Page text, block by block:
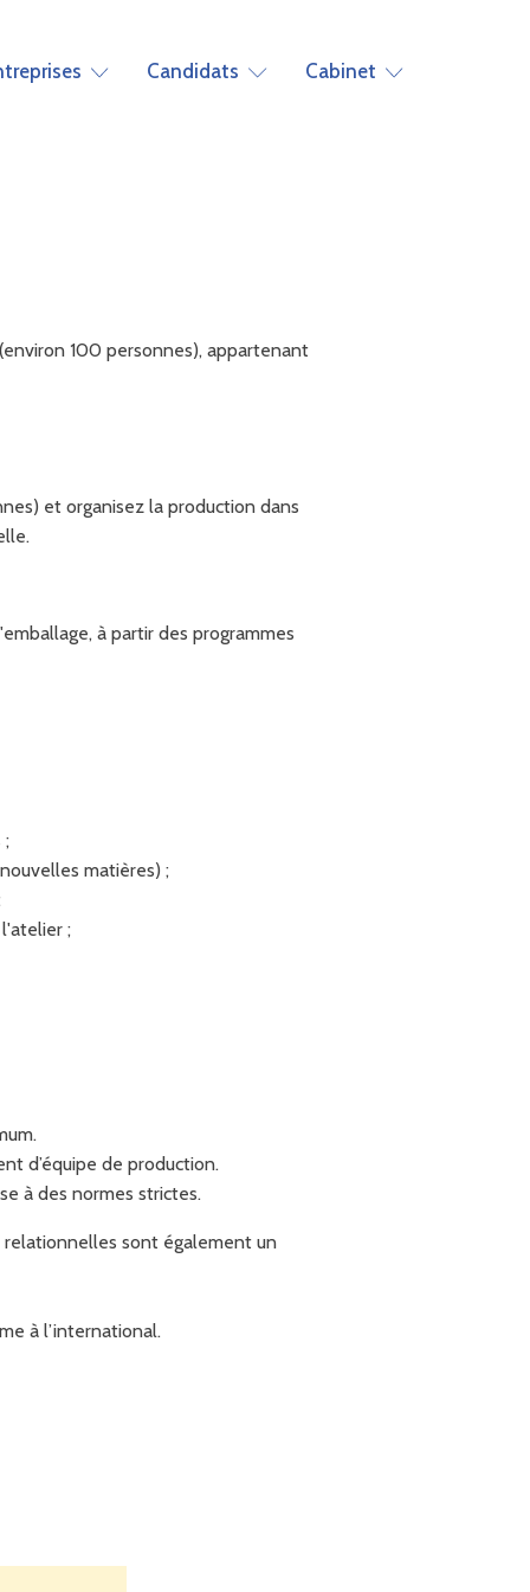
Candidats Cabinet
100 personnes), appartenant
et organisez la production dans
à partir des programmes
;
matières) ;
;
d’équipe de production.
à des normes strictes.
relationnelles sont également un
à l’international.